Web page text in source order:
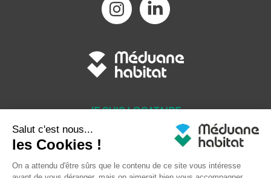
JE SUIS LOCATAIRE
JE SOUHAITE LOUER